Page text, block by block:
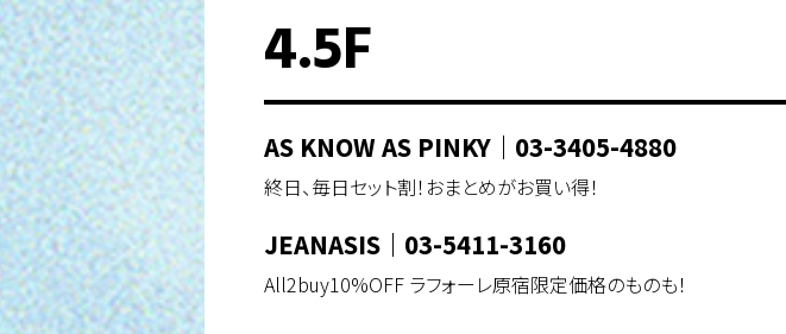
4.5F
AS KNOW AS PINKY ｜ 03-3405-4880
終日、毎日セット割！おまとめがお買い得！
JEANASIS ｜ 03-5411-3160
All2buy10%OFF ラフォーレ原宿限定価格のものも！